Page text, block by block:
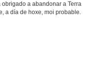
a abandonar a Terra
a día de hoxe, moi probable.
2023